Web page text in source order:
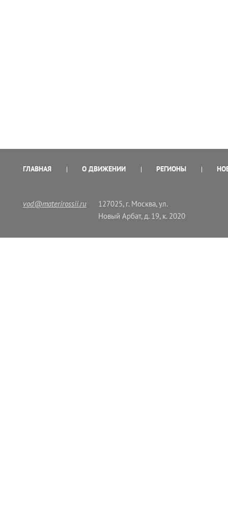
ГЛАВНАЯ О ДВИЖЕНИИ РЕГИОНЫ
vod@materirossii.ru
127025, г. Москва, ул.
Новый Арбат, д. 19, к. 2020